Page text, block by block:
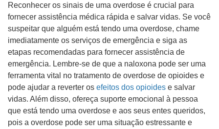
Reconhecer os sinais de uma overdose é crucial para
fornecer assistência médica rápida e salvar vidas. Se você
suspeitar que alguém está tendo uma overdose, chame
imediatamente os serviços de emergência e siga as
etapas recomendadas para fornecer assistência de
emergência. Lembre-se de que a naloxona pode ser uma
ferramenta vital no tratamento de overdose de opioides e
pode ajudar a reverter os efeitos dos opioides e salvar
vidas. Além disso, ofereça suporte emocional à pessoa
que está tendo uma overdose e aos seus entes queridos,
pois a overdose pode ser uma situação estressante e